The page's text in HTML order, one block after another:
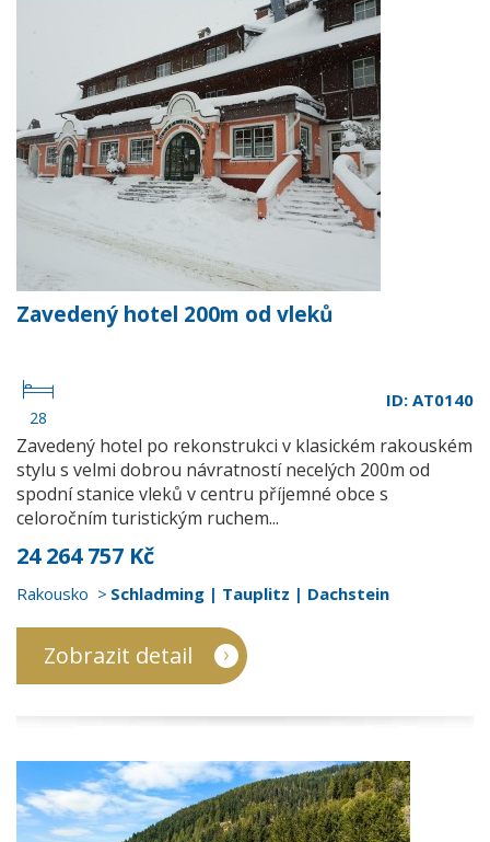
Zavedený hotel 200m od vleků
28
ID: AT0140
Zavedený hotel po rekonstrukci v klasickém rakouském
stylu s velmi dobrou návratností necelých 200m od
spodní stanice vleků v centru příjemné obce s
celoročním turistickým ruchem...
24 264 757 Kč
Rakousko Schladming | Tauplitz | Dachstein
Zobrazit detail